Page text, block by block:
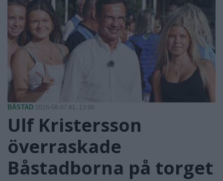
BÅSTAD 2026-08-07 KL. 13:00
Ulf Kristersson
överraskade
Båstadborna på torget